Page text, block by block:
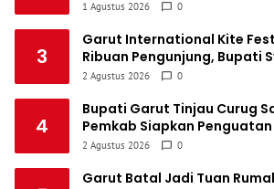
per Hari untuk Jadi Listrik
1 Agustus 2026 0
3
Garut International Kite
Ribuan Pengunjung, Bupati
Makin Dikenal Dunia
2 Agustus 2026 0
4
Bupati Garut Tinjau Curug
Pemkab Siapkan
untuk Dongkrak Pariwisata
2 Agustus 2026 0
Garut Batal Jadi Tuan